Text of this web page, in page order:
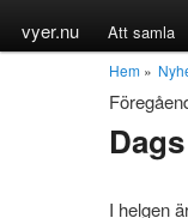
vyer.nu Att samla
Hem »
I helgen